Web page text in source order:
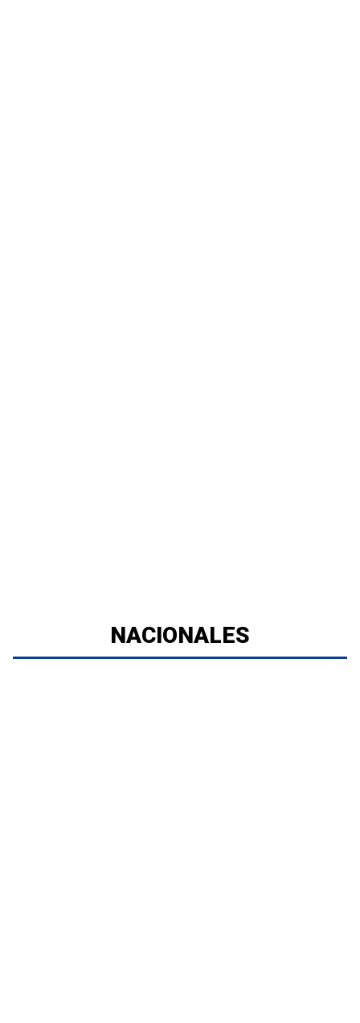
NACIONALES